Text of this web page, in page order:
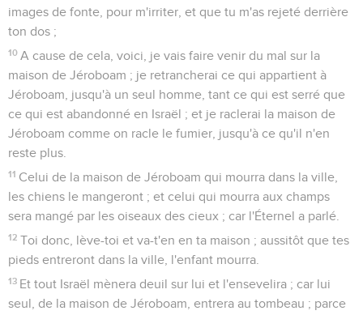
images de fonte, pour m'irriter, et que tu m'as rejeté derrière
ton dos ;
10 A cause de cela, voici, je vais faire venir du mal sur la
maison de Jéroboam ; je retrancherai ce qui appartient à
Jéroboam, jusqu'à un seul homme, tant ce qui est serré que
ce qui est abandonné en Israël ; et je raclerai la maison de
Jéroboam comme on racle le fumier, jusqu'à ce qu'il n'en
reste plus.
11 Celui de la maison de Jéroboam qui mourra dans la ville,
les chiens le mangeront ; et celui qui mourra aux champs
sera mangé par les oiseaux des cieux ; car l'Éternel a parlé.
12 Toi donc, lève-toi et va-t'en en ta maison ; aussitôt que tes
pieds entreront dans la ville, l'enfant mourra.
13 Et tout Israël mènera deuil sur lui et l'ensevelira ; car lui
seul, de la maison de Jéroboam, entrera au tombeau ; parce